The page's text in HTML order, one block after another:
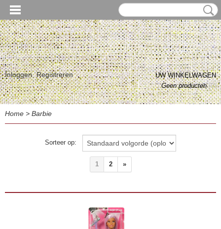
Inloggen Registreren
UW WINKELWAGEN
Geen producten(0)
Home > Barbie
Sorteer op:
1 2 »